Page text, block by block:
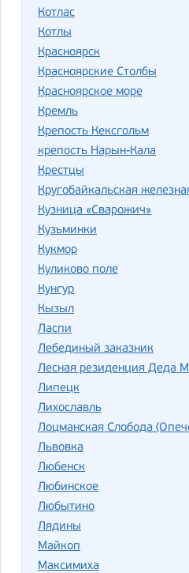
Котлас
Котлы
Красноярск
Красноярские Столбы
Красноярское море
Кремль
Крепость Кексгольм
крепость Нарын-Кала
Крестцы
Кругобайкальская
Кузница «Сварожич»
Кузьминки
Кукмор
Куликово поле
Кунгур
Кызыл
Ласпи
Лебединый заказник
Лесная резиденция Деда
Липецк
Лихославль
Лоцманская Слобода
Львовка
Любенск
Любинское
Любытино
Лядины
Майкоп
Максимиха